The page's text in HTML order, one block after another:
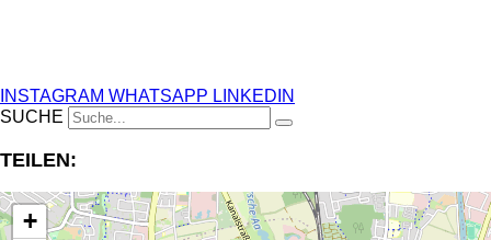
INSTAGRAM WHATSAPP LINKEDIN
SUCHE
TEILEN:
+